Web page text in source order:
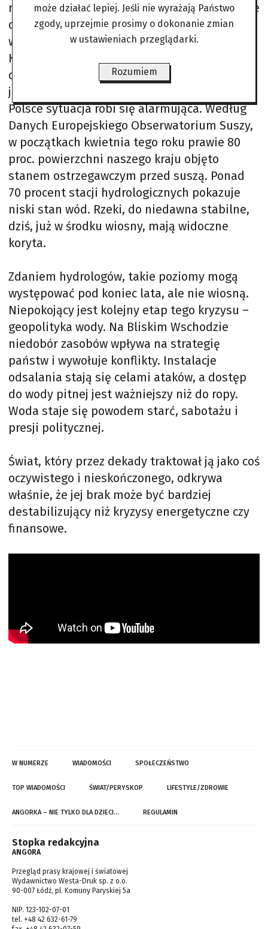
rezerwą – są drenowane szybciej, niż można je
odbudować. ONZ mówi o „bankructwie
wodnym świata”. Europa nie jest wyjątkiem.
Kontynent, który najszybciej się nagrzewa,
doświadcza upałów i ekstremów pogodowych,
jakich wcześniej nie notowano. Również w
Polsce sytuacja robi się alarmująca. Według
Danych Europejskiego Obserwatorium Suszy,
w początkach kwietnia tego roku prawie 80
proc. powierzchni naszego kraju objęto
stanem ostrzegawczym przed suszą. Ponad
70 procent stacji hydrologicznych pokazuje
niski stan wód. Rzeki, do niedawna stabilne,
dziś, już w środku wiosny, mają widoczne
koryta.
Zdaniem hydrologów, takie poziomy mogą
występować pod koniec lata, ale nie wiosną.
Niepokojący jest kolejny etap tego kryzysu –
geopolityka wody. Na Bliskim Wschodzie
niedobór zasobów wpływa na strategię
państw i wywołuje konflikty. Instalacje
odsalania stają się celami ataków, a dostęp
do wody pitnej jest ważniejszy niż do ropy.
Woda staje się powodem starć, sabotażu i
presji politycznej.
Świat, który przez dekady traktował ją jako coś
oczywistego i nieskończonego, odkrywa
właśnie, że jej brak może być bardziej
destabilizujący niż kryzysy energetyczne czy
finansowe.
W NUMERZE WIADOMOŚCI SPOŁECZEŃSTWO
TOP WIADOMOŚCI ŚWIAT/PERYSKOP LIFESTYLE/ZDROWIE
ANGORKA – NIE TYLKO DLA DZIECI… REGULAMIN
Stopka redakcyjna
ANGORA
Przegląd prasy krajowej i światowej
Wydawnictwo Westa-Druk sp. z o.o.
90-007 Łódź, pl. Komuny Paryskiej 5a
NIP. 123-102-07-01
tel. +48 42 632-61-79
może działać lepiej. Jeśli nie wyrażają Państwo
zgody, uprzejmie prosimy o dokonanie zmian
w ustawieniach przeglądarki.
Rozumiem